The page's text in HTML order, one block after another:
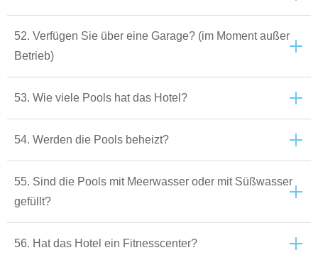
52. Verfügen Sie über eine Garage? (im Moment außer
Betrieb)
53. Wie viele Pools hat das Hotel?
54. Werden die Pools beheizt?
55. Sind die Pools mit Meerwasser oder mit Süßwasser
gefüllt?
56. Hat das Hotel ein Fitnesscenter?